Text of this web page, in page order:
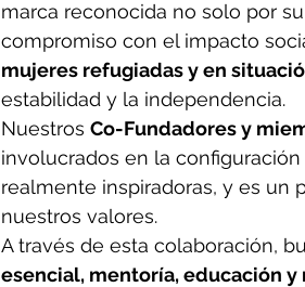
marca reconocida no solo por
compromiso con el impacto
mujeres refugiadas y en
estabilidad y la independencia.
Nuestros Co-Fundadores y
involucrados en la
realmente inspiradoras, y es un
nuestros valores.
A través de esta colaboración,
esencial, mentoría, educación y